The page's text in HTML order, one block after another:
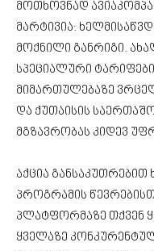
მოთხოვნად
მარტივია:
მოქნილი განრიგი.
სპეციალური
მიმართულებაზე
და ქუთაისის
მგზავრობას კიდევ
აქცია
პროგრამის
პლატფორმაზე თქვენ
ყველაზე კონკურენტულ